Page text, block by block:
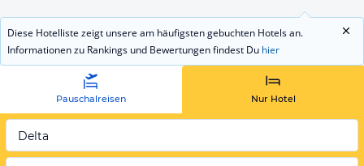
Diese Hotelliste zeigt unsere am häufigsten gebuchten Hotels an.
Informationen zu Rankings und Bewertungen findest Du hier
Pauschalreisen Nur Hotel
Delta